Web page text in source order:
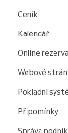
Ceník
Kalendář
Online
Webové
Pokladní
Připomínky
Správa